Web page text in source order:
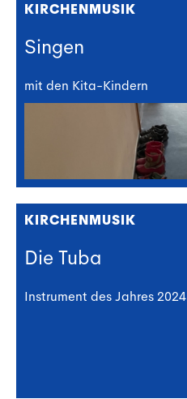
KIRCHENMUSIK
Singen
mit den Kita-Kindern
KIRCHENMUSIK
Die Tuba
Instrument des Jahres 2024